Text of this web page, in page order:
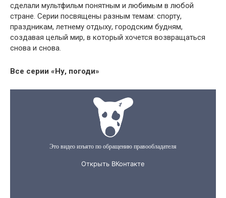
сделали мультфильм понятным и любимым в любой
стране. Серии посвящены разным темам: спорту,
праздникам, летнему отдыху, городским будням,
создавая целый мир, в который хочется возвращаться
снова и снова.
Все серии «Ну, погоди»